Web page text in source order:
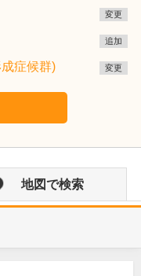
変更
追加
症候群) 変更
地図で検索